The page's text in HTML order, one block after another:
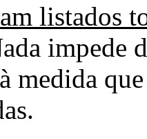
listados
impede
medida